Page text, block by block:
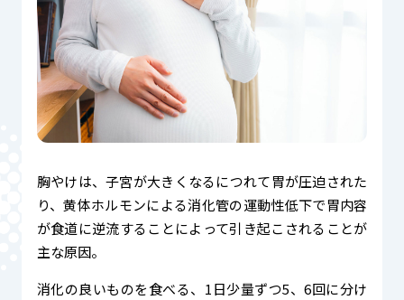
胸やけは、子宮が大きくなるにつれて胃が圧迫された
り、黄体ホルモンによる消化管の運動性低下で胃内容
が食道に逆流することによって引き起こされることが
主な原因。
消化の良いものを食べる、1日少量ずつ5、6回に分け